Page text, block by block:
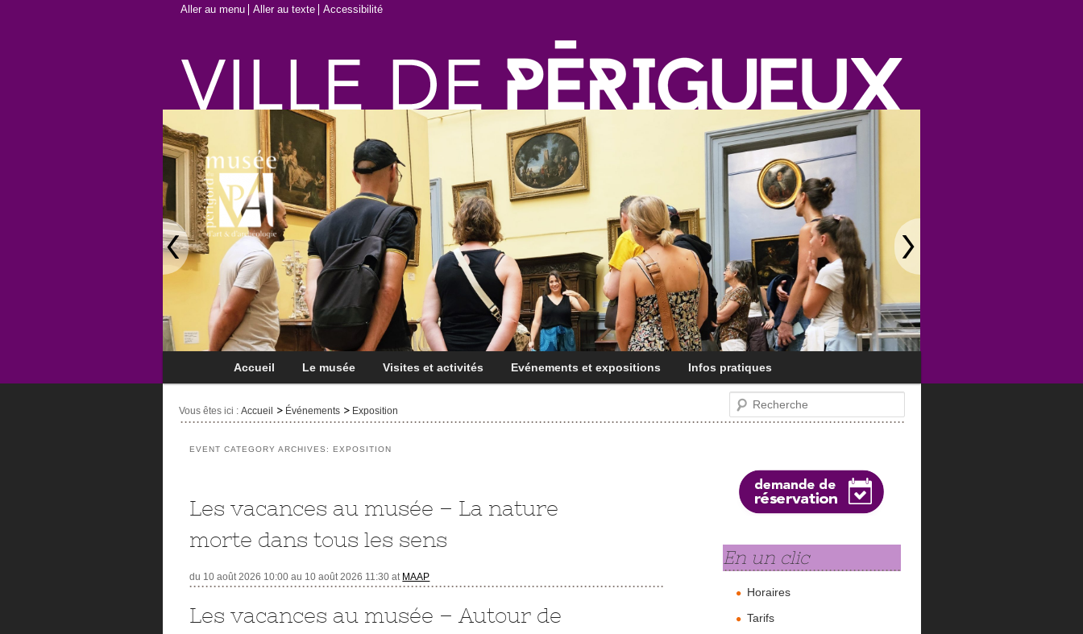
Aller au menu Aller au texte Accessibilité
Accueil Le musée Visites et activités Evénements et expositions Infos pratiques
Vous êtes ici : Accueil Événements Exposition
Recherche
EVENT CATEGORY ARCHIVES:EXPOSITION
Les vacances au musée – La nature
morte dans tous les sens
du 10 août 2026 10:00 au 10 août 2026 11:30at MAAP
Les vacances au musée – Autour de
En un clic
Horaires
Tarifs